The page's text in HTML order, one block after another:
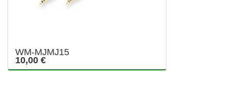
WM-MJMJ15
10,00 €